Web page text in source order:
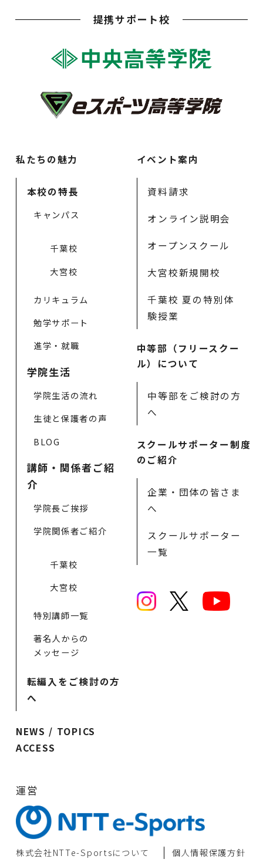
提携サポート校
私たちの魅力
本校の特長
キャンパス
千葉校
大宮校
カリキュラム
勉学サポート
進学・就職
学院生活
学院生活の流れ
生徒と保護者の声
BLOG
講師・関係者ご紹
介
学院長ご挨拶
学院関係者ご紹介
千葉校
大宮校
特別講師一覧
著名人からの
メッセージ
転編入をご検討の方
へ
NEWS / TOPICS
ACCESS
イベント案内
資料請求
オンライン説明会
オープンスクール
大宮校新規開校
千葉校 夏の特別体
験授業
中等部（フリースクー
ル）について
中等部をご検討の方
へ
スクールサポーター制度
のご紹介
企業・団体の皆さま
へ
スクールサポーター
一覧
運営
株式会社NTTe-Sportsについて 個⼈情報保護⽅針